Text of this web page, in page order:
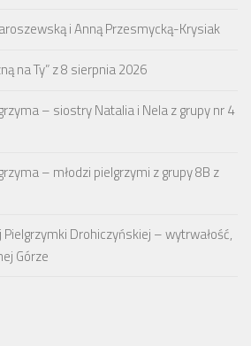
i Anną Przesmycką-Krysiak
na Ty” z 8 sierpnia 2026
– siostry Natalia i Nela z grupy nr 4
– młodzi pielgrzymi z grupy 8B z
Drohiczyńskiej – wytrwałość,
Górze